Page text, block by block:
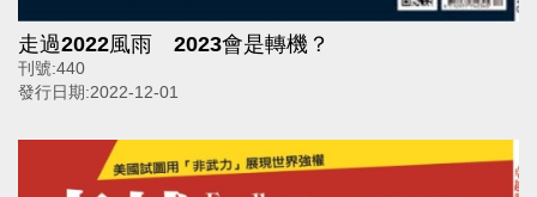
走過2022風雨 2023會是轉機？
刊號:440
發行日期:2022-12-01